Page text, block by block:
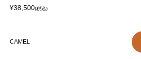
¥38,500(税込)
CAMEL